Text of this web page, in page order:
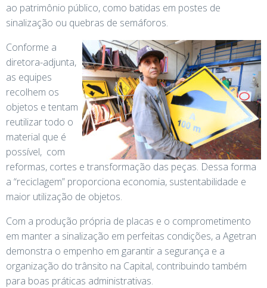
ao patrimônio público, como batidas em postes de
sinalização ou quebras de semáforos.
Conforme a
diretora-adjunta,
as equipes
recolhem os
objetos e tentam
reutilizar todo o
material que é
possível, com
reformas, cortes e transformação das peças. Dessa forma
a “reciclagem” proporciona economia, sustentabilidade e
maior utilização de objetos.
Com a produção própria de placas e o comprometimento
em manter a sinalização em perfeitas condições, a Agetran
demonstra o empenho em garantir a segurança e a
organização do trânsito na Capital, contribuindo também
para boas práticas administrativas.